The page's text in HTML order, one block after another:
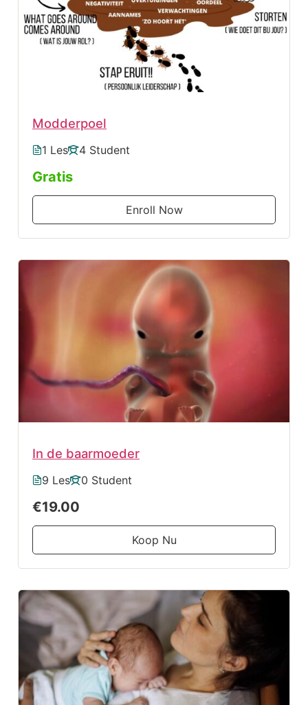
Modderpoel
1 Les 4 Student
Gratis
Enroll Now
In de baarmoeder
9 Les 0 Student
€19.00
Koop Nu